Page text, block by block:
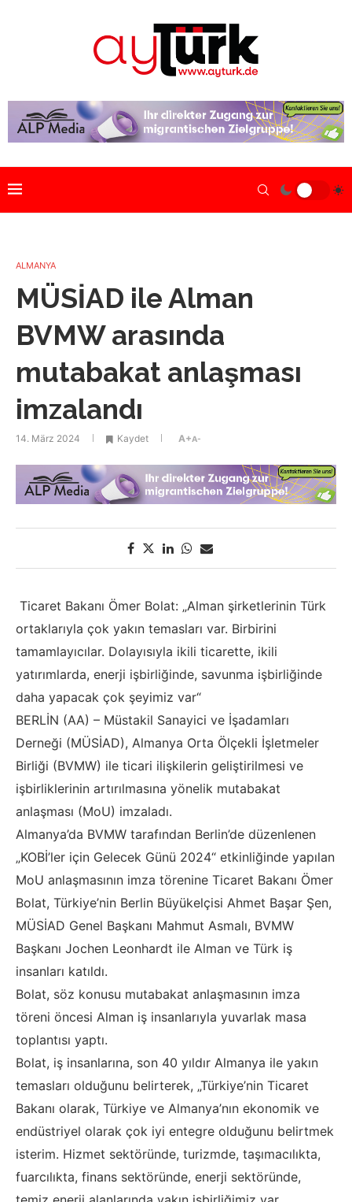
ALMANYA
MÜSİAD ile Alman
BVMW arasında
mutabakat anlaşması
imzalandı
14. März 2024 Kaydet A+A-
Ticaret Bakanı Ömer Bolat: „Alman şirketlerinin Türk
ortaklarıyla çok yakın temasları var. Birbirini
tamamlayıcılar. Dolayısıyla ikili ticarette, ikili
yatırımlarda, enerji işbirliğinde, savunma işbirliğinde
daha yapacak çok şeyimiz var“
BERLİN (AA) – Müstakil Sanayici ve İşadamları
Derneği (MÜSİAD), Almanya Orta Ölçekli İşletmeler
Birliği (BVMW) ile ticari ilişkilerin geliştirilmesi ve
işbirliklerinin artırılmasına yönelik mutabakat
anlaşması (MoU) imzaladı.
Almanya’da BVMW tarafından Berlin’de düzenlenen
„KOBİ’ler için Gelecek Günü 2024“ etkinliğinde yapılan
MoU anlaşmasının imza törenine Ticaret Bakanı Ömer
Bolat, Türkiye’nin Berlin Büyükelçisi Ahmet Başar Şen,
MÜSİAD Genel Başkanı Mahmut Asmalı, BVMW
Başkanı Jochen Leonhardt ile Alman ve Türk iş
insanları katıldı.
Bolat, söz konusu mutabakat anlaşmasının imza
töreni öncesi Alman iş insanlarıyla yuvarlak masa
toplantısı yaptı.
Bolat, iş insanlarına, son 40 yıldır Almanya ile yakın
temasları olduğunu belirterek, „Türkiye’nin Ticaret
Bakanı olarak, Türkiye ve Almanya’nın ekonomik ve
endüstriyel olarak çok iyi entegre olduğunu belirtmek
isterim. Hizmet sektöründe, turizmde, taşımacılıkta,
fuarcılıkta, finans sektöründe, enerji sektöründe,